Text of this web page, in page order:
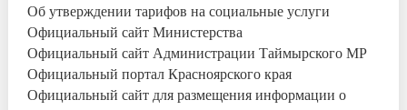
Об утверждении тарифов на социальные услуги
Официальный сайт Министерства
Официальный сайт Администрации Таймырского МР
Официальный портал Красноярского края
Официальный сайт для размещения информации о